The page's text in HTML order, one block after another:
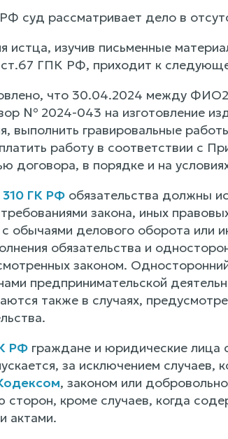
суд рассматривает дело в
истца, изучив письменные
ст.67 ГПК РФ, приходит к
что 30.04.2024 между
№ 2024-043 на изготовление
выполнить гравировальные
работу в соответствии с
договора, в порядке и на
310 ГК РФобязательства должны
закона, иных
обычаями делового оборота
обязательства и
законом.
предпринимательской
также в случаях,
РФграждане и юридические лица
за исключением случаев,
, законом или
кроме случаев, когда
актами.